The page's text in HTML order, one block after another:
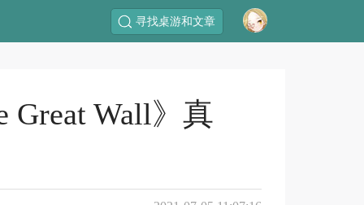
寻找桌游和文章
Wall》真